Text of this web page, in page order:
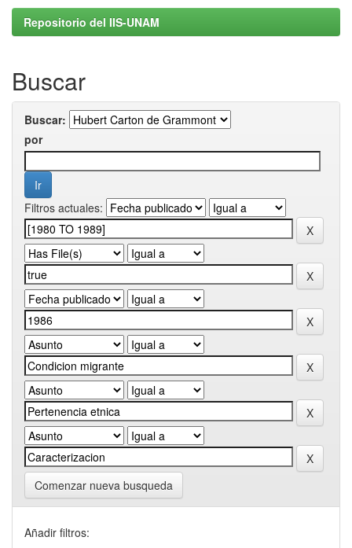
Repositorio del IIS-UNAM
Buscar
Buscar:
por
Filtros actuales:
Comenzar nueva busqueda
Añadir filtros: